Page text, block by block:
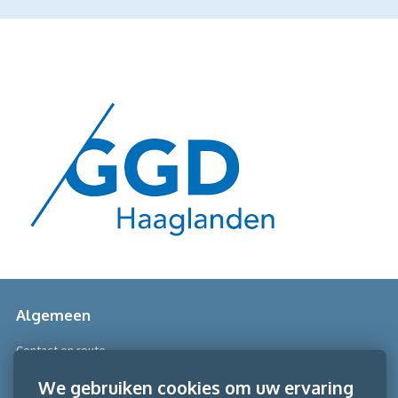
Algemeen
Contact en route
We gebruiken cookies om uw ervaring